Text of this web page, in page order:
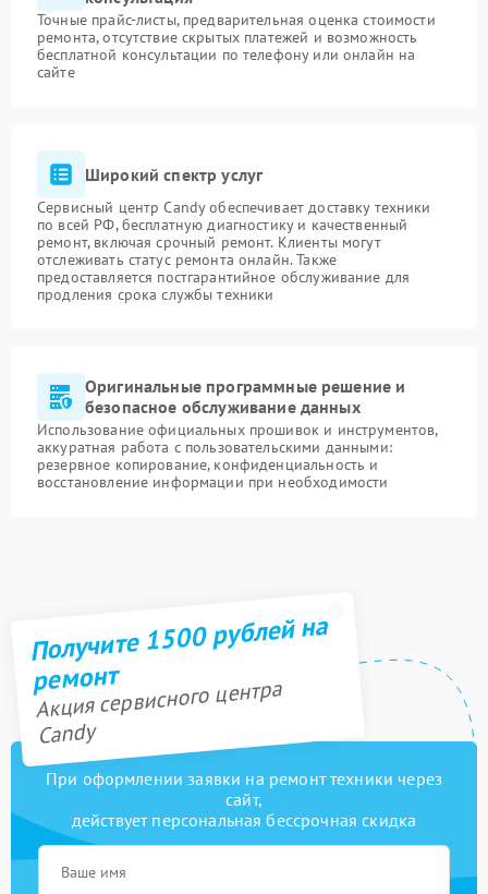
Точные прайс-листы, предварительная оценка стоимости
ремонта, отсутствие скрытых платежей и возможность
бесплатной консультации по телефону или онлайн на
сайте
Широкий спектр услуг
Сервисный центр Candy обеспечивает доставку техники
по всей РФ, бесплатную диагностику и качественный
ремонт, включая срочный ремонт. Клиенты могут
отслеживать статус ремонта онлайн. Также
предоставляется постгарантийное обслуживание для
продления срока службы техники
Оригинальные программные решение и
безопасное обслуживание данных
Использование официальных прошивок и инструментов,
аккуратная работа с пользовательскими данными:
резервное копирование, конфиденциальность и
восстановление информации при необходимости
Получите 1500 рублей на
ремонт
Акция сервисного центра
Candy
При оформлении заявки на ремонт техники через
сайт,
действует персональная бессрочная скидка